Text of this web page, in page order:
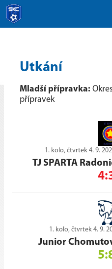
Utkání
Mladší přípravka:
přípravek
1. kolo, čtvrtek 4. 9.
TJ SPARTA
1. kolo, čtvrtek 4. 9.
Junior